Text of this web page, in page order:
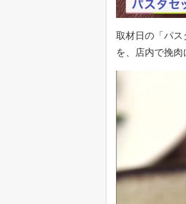
取材日の「パス
を、店内で挽肉